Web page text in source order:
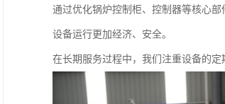
通过优化锅炉控制柜、控制器等核心
设备运行更加经济、安全。
在长期服务过程中，我们注重设备的